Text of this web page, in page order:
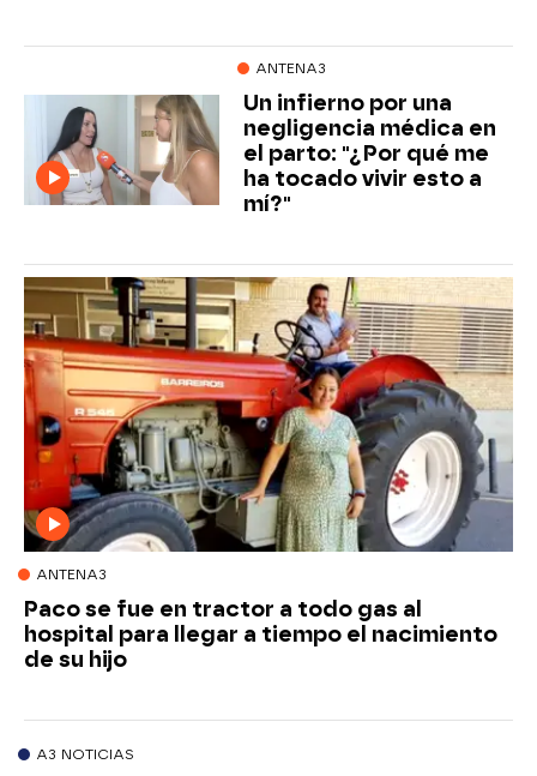
ANTENA3
Un infierno por una
negligencia médica en
el parto: "¿Por qué me
ha tocado vivir esto a
mí?"
ANTENA3
Paco se fue en tractor a todo gas al
hospital para llegar a tiempo el nacimiento
de su hijo
A3 NOTICIAS